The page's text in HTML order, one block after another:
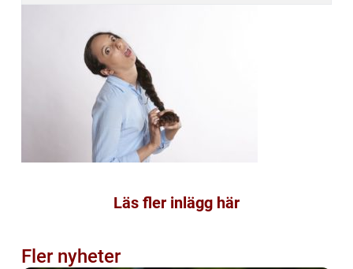
Läs fler inlägg här
Fler nyheter